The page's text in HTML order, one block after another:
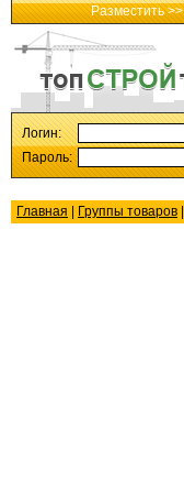
Разместить >>
Логин:
Пароль:
Главная Группы товаров